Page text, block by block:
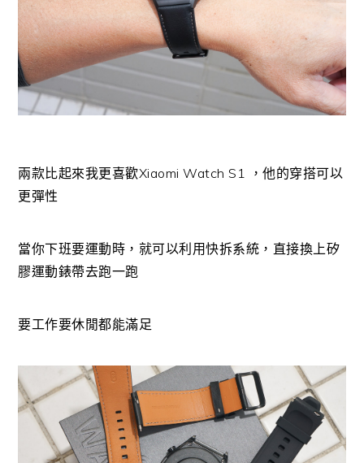
兩款比起來我更喜歡Xiaomi Watch S1 ，他的穿搭可以
更彈性
當你下班要運動時，就可以利用快拆系統，直接換上矽
膠運動錶帶去跑一跑
要工作要休閒都能滿足